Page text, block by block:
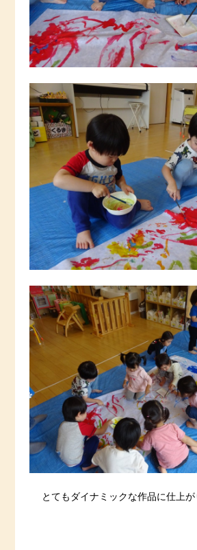
とてもダイナミックな作品に仕上が